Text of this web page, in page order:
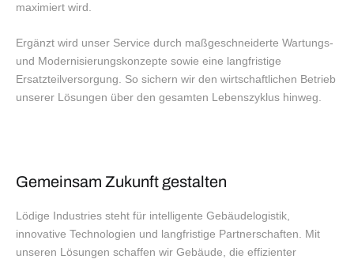
maximiert wird.
Ergänzt wird unser Service durch maßgeschneiderte Wartungs-
und Modernisierungskonzepte sowie eine langfristige
Ersatzteilversorgung. So sichern wir den wirtschaftlichen Betrieb
unserer Lösungen über den gesamten Lebenszyklus hinweg.
Gemeinsam Zukunft gestalten
Lödige Industries steht für intelligente Gebäudelogistik,
innovative Technologien und langfristige Partnerschaften. Mit
unseren Lösungen schaffen wir Gebäude, die effizienter